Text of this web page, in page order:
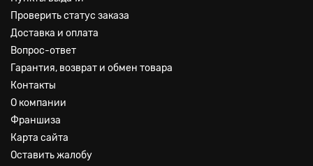
Проверить статус заказа
Доставка и оплата
Вопрос-ответ
Гарантия, возврат и обмен товара
Контакты
О компании
Франшиза
Карта сайта
Оставить жалобу